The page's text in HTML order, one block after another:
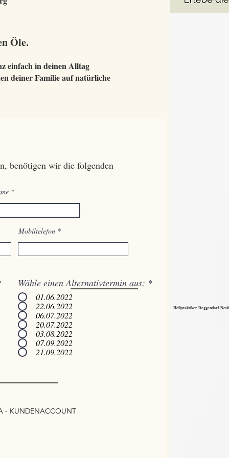
Öle.
einfach in deinen Alltag
deiner Familie auf natürliche
benötigen wir die folgenden
Mobiltelefon
Wähle einen Alternativtermin aus: *
01.06.2022
22.06.2022
06.07.2022
20.07.2022
03.08.2022
07.09.2022
21.09.2022
- KUNDENACCOUNT
Heilpraktiker Deggendorf